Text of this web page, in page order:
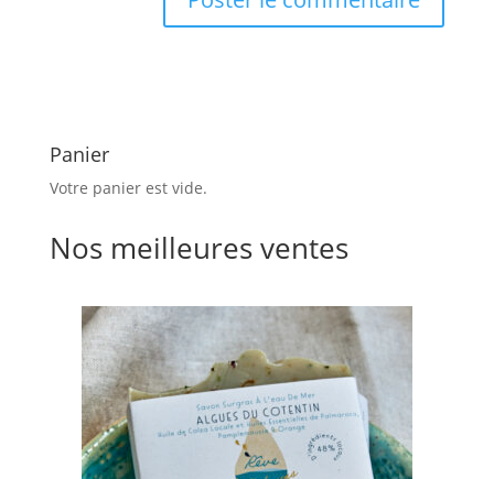
Panier
Votre panier est vide.
Nos meilleures ventes